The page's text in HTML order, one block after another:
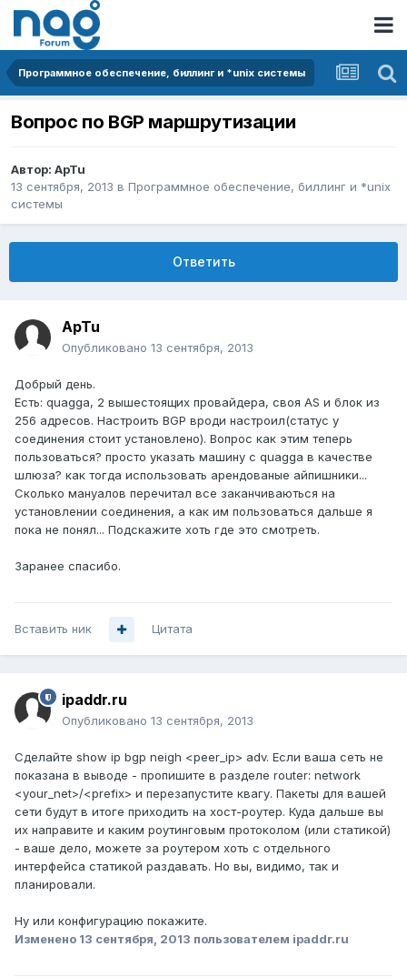
Программное обеспечение, биллинг и *unix системы
Вопрос по BGP маршрутизации
Автор: ApTu
13 сентября, 2013 в Программное обеспечение, биллинг и *unix
системы
Ответить
ApTu
Опубликовано 13 сентября, 2013
Добрый день.
Есть: quagga, 2 вышестоящих провайдера, своя AS и блок из
256 адресов. Настроить BGP вроди настроил(статус у
соединения стоит установлено). Вопрос как этим теперь
пользоваться? просто указать машину с quagga в качестве
шлюза? как тогда использовать арендованые айпишники...
Сколько мануалов перечитал все заканчиваються на
установлении соединения, а как им пользоваться дальше я
пока не понял... Подскажите хоть где это смотреть.
Заранее спасибо.
Вставить ник Цитата
ipaddr.ru
Опубликовано 13 сентября, 2013
Сделайте show ip bgp neigh <peer_ip> adv. Если ваша сеть не
показана в выводе - пропишите в разделе router: network
<your_net>/<prefix> и перезапустите квагу. Пакеты для вашей
сети будут в итоге приходить на хост-роутер. Куда дальше вы
их направите и каким роутинговым протоколом (или статикой)
- ваше дело, можете за роутером хоть с отдельного
интерфейса статикой раздавать. Но вы, видимо, так и
планировали.
Ну или конфигурацию покажите.
Изменено 13 сентября, 2013 пользователем ipaddr.ru